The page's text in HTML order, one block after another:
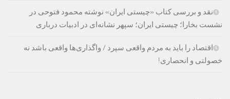
نقد و بررسی کتاب «چیستی ایران» نوشته محمود فتوحی در
نشست بخارا؛ چیستی ایران؛ سپهر نشانه‌ای در ادبیات درباری
اقتصاد را باید به مردم واقعی سپرد / واگذاری‌ها واقعی باشد نه
خصولتی و انحصاری!